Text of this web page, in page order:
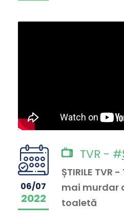
06/07
2022
TVR - #
ȘTIRILE
mai murdar
toaletă